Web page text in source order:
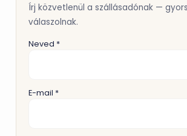
Írj közvetlenül a szállásadónak —
válaszolnak.
Neved *
E-mail *